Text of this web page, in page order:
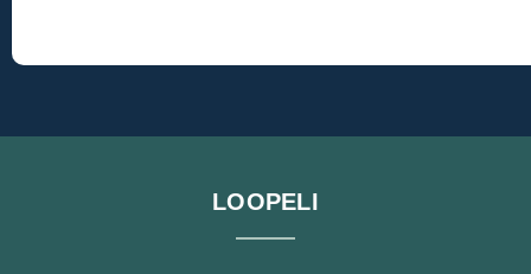
LOOPELI